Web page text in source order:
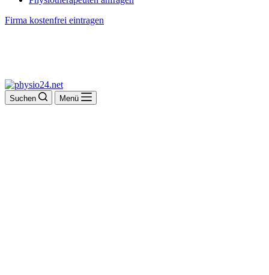
Firma kostenfrei eintragen
Suchen Menü